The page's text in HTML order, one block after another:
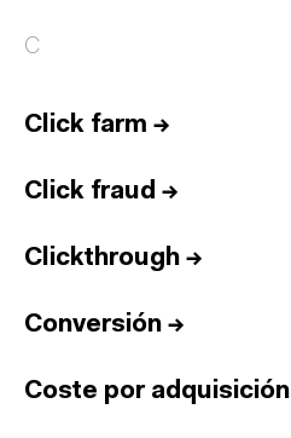
C
Click farm →
Click fraud →
Clickthrough →
Conversión →
Coste por adquisición